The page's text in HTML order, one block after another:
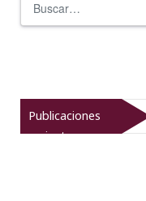
Publicaciones
recientes
de Texcoco